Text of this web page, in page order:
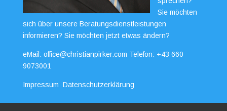
Sie möchten
sich über unsere Beratungsdienstleistungen
informieren? Sie möchten jetzt etwas ändern?
eMail: office@christianpirker.com Telefon: +43 660
9073001
Impressum Datenschutzerklärung